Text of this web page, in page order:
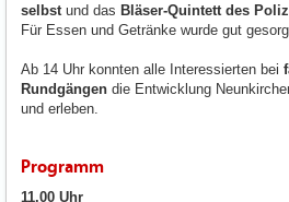
selbst und das Bläser-Quintett des
Für Essen und Getränke wurde gut
Ab 14 Uhr konnten alle Interessierten bei
Rundgängen die Entwicklung
und erleben.
Programm
11.00 Uhr